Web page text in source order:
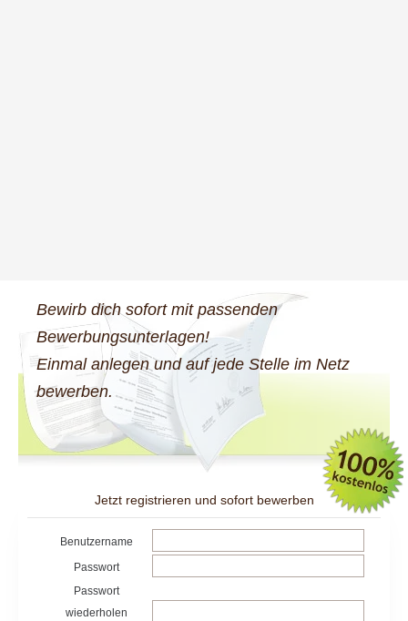
Bewirb dich sofort mit passenden
Bewerbungsunterlagen!
Einmal anlegen und auf jede Stelle im Netz
bewerben.
Jetzt registrieren und sofort bewerben
Benutzername
Passwort
Passwort
wiederholen